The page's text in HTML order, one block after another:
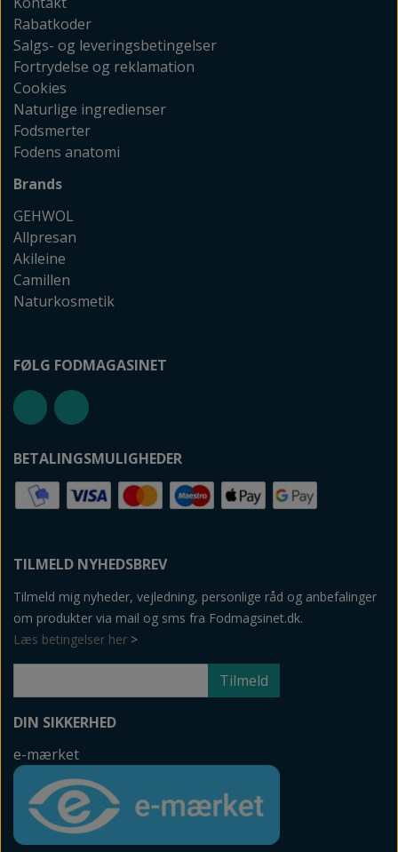
Rabatkoder
Salgs- og leveringsbetingelser
Fortrydelse og reklamation
Cookies
Naturlige ingredienser
Fodsmerter
Fodens anatomi
Brands
GEHWOL
Allpresan
Akileine
Camillen
Naturkosmetik
FØLG FODMAGASINET
BETALINGSMULIGHEDER
TILMELD NYHEDSBREV
Tilmeld mig nyheder, vejledning, personlige råd og anbefalinger
om produkter via mail og sms fra Fodmagsinet.dk.
Læs betingelser her >
Tilmeld
DIN SIKKERHED
e-mærket